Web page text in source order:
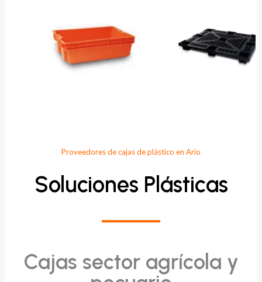
Proveedores de cajas de plástico en Ario
Soluciones Plásticas
Cajas sector agrícola y